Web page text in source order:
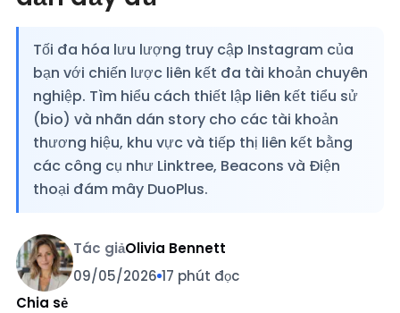
Tối đa hóa lưu lượng truy cập Instagram của
bạn với chiến lược liên kết đa tài khoản chuyên
nghiệp. Tìm hiểu cách thiết lập liên kết tiểu sử
(bio) và nhãn dán story cho các tài khoản
thương hiệu, khu vực và tiếp thị liên kết bằng
các công cụ như Linktree, Beacons và Điện
thoại đám mây DuoPlus.
Tác giảOlivia Bennett
09/05/2026 17 phút đọc
Chia sẻ